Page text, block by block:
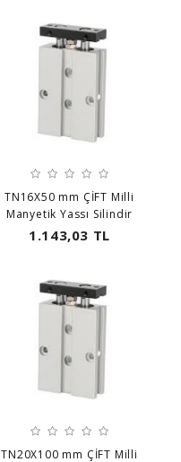
TN16X50 mm ÇİFT Milli
Manyetik Yassı Silindir
1.143,03 TL
TN20X100 mm ÇİFT Milli